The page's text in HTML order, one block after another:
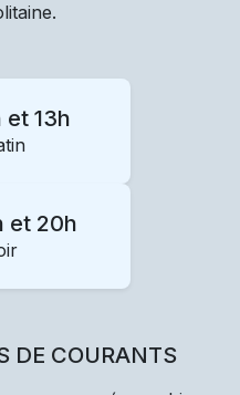
et 13h
et 20h
DE COURANTS